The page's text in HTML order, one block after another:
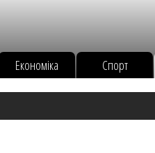
Економіка Спорт